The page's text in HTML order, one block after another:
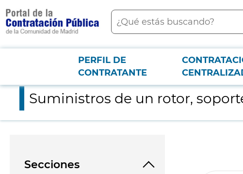
contenido
principal
Buscar
Menú PCON
PERFIL DE
CONTRATANTE
Suministros de un rotor, soporte y módulo automático Milestone
Suministros de un rotor,
Secciones